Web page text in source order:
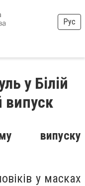
Рус
у Білій
випуск
випуску
у масках